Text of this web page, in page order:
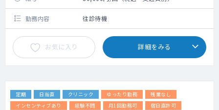
勤務内容 往診待機
お気に入り 詳細をみる
定期 日当直 クリニック ゆったり勤務
残業なし
インセンティブあり
経験不問 月1回勤務可 宿日直許可